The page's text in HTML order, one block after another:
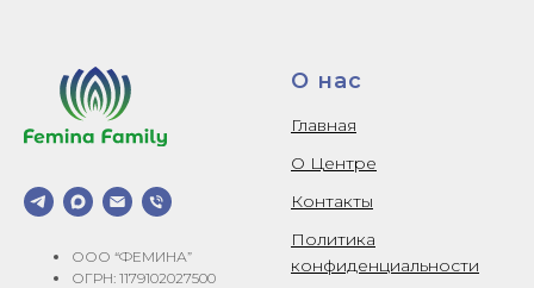
ООО “ФЕМИНА”
ОГРН: 1179102027500
О нас
Главная
О Центре
Контакты
Политика
конфиденциальности